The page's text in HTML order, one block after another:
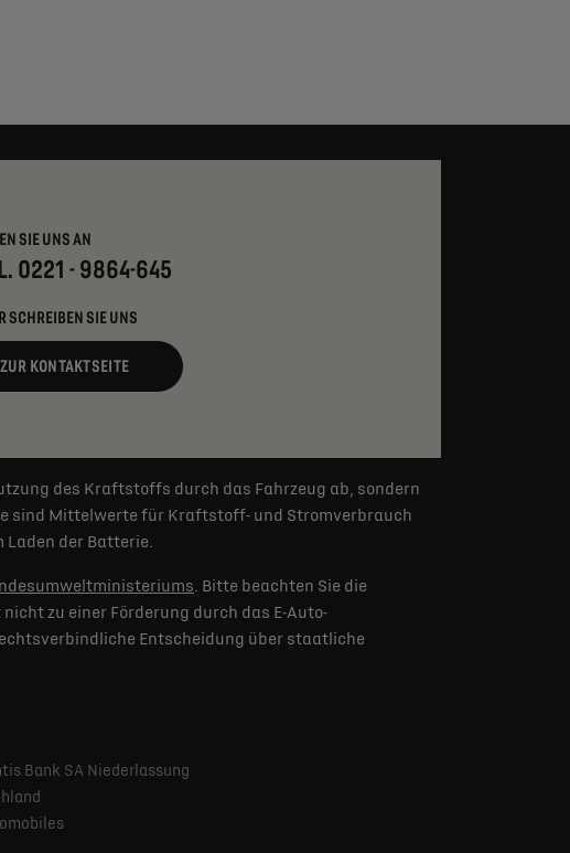
SIE UNS AN
0221 - 9864-645
SCHREIBEN SIE UNS
ZUR KONTAKTSEITE
des Kraftstoffs durch das Fahrzeug ab, sondern
sind Mittelwerte für Kraftstoff- und Stromverbrauch
der Batterie.
. Bitte beachten Sie die
zu einer Förderung durch das E-Auto-
Entscheidung über staatliche
Bank SA Niederlassung